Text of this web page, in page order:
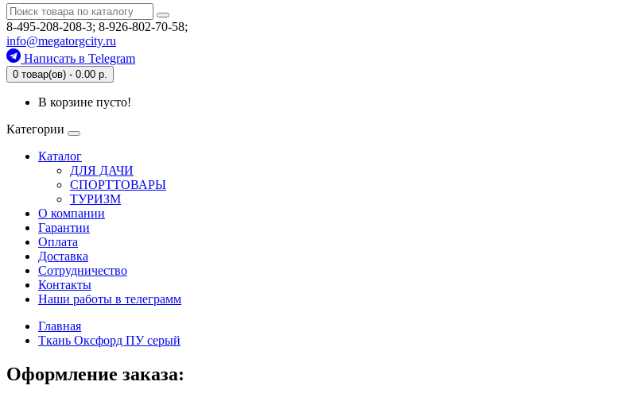
8-495-208-208-3; 8-926-802-70-58;
info@megatorgcity.ru
Написать в Telegram
0 товар(ов) - 0.00 р.
В корзине пусто!
Категории
Каталог
ДЛЯ ДАЧИ
СПОРТТОВАРЫ
ТУРИЗМ
О компании
Гарантии
Оплата
Доставка
Сотрудничество
Контакты
Наши работы в телеграмм
Главная
Ткань Оксфорд ПУ серый
Оформление заказа: